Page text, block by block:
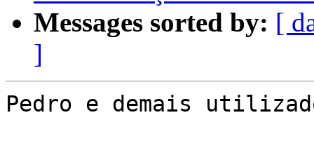
Messages sorted by: [
]
Pedro e demais